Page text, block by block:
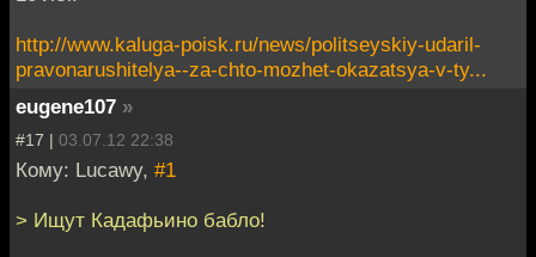
http://www.kaluga-poisk.ru/news/politseyskiy-udaril-
pravonarushitelya--za-chto-mozhet-okazatsya-v-ty...
eugene107 »
#17 | 03.07.12 22:38
Кому: Lucawy, #1
> Ищут Кадафьино бабло!